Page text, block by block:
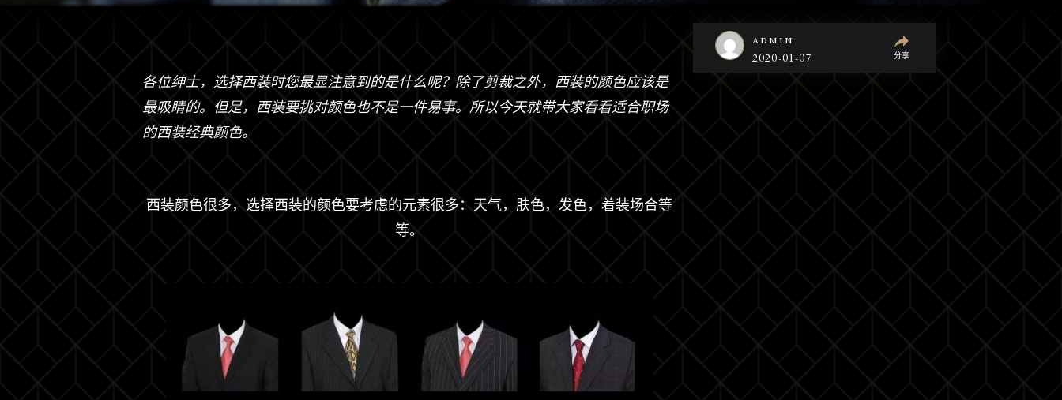
admin
2020-01-07 分享
各位绅士，选择西装时您最显注意到的是什么呢？除了剪裁之外，西装的颜色应该是
最吸睛的。但是，西装要挑对颜色也不是一件易事。所以今天就带大家看看适合职场
的西装经典颜色。
西装颜色很多，选择西装的颜色要考虑的元素很多：天气，肤色，发色，着装场合等
等。